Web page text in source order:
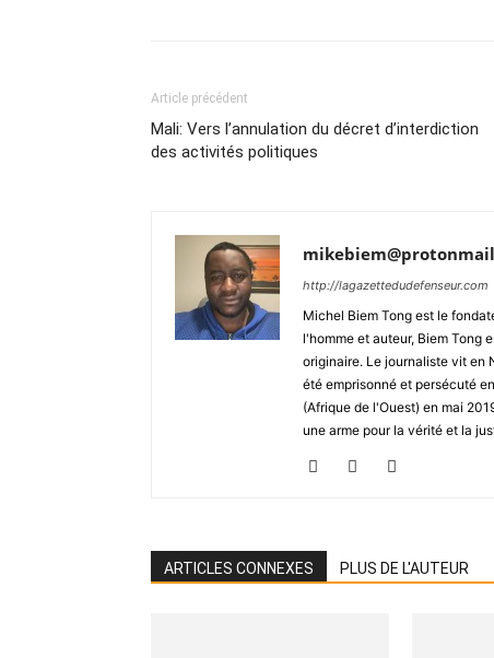
Article précédent
Mali: Vers l’annulation du décret d’interdiction
des activités politiques
http://lagazettedudefenseur.com
Michel Biem Tong est le
l'homme et auteur, Biem Tong
originaire. Le journaliste vit en
été emprisonné et persécuté
(Afrique de l'Ouest) en mai
une arme pour la vérité et la
ARTICLES CONNEXES PLUS DE L'AUTEUR